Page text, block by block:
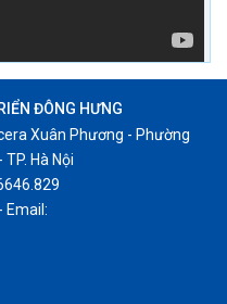
ĐÔNG HƯNG
Xuân Phương - Phường
Hà Nội
Email: